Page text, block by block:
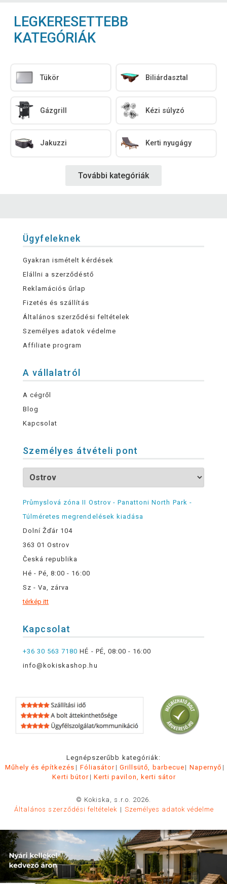
LEGKERESETTEBB
KATEGÓRIÁK
Tükör Biliárdasztal
Gázgrill Kézi súlyzó
Jakuzzi Kerti nyugágy
További kategóriák
Ügyfeleknek
Gyakran ismételt kérdések
Elállni a szerződéstő
Reklamációs űrlap
Fizetés és szállítás
Általános szerződési feltételek
Személyes adatok védelme
Affiliate program
A vállalatról
A cégről
Blog
Kapcsolat
Személyes átvételi pont
Průmyslová zóna II Ostrov - Panattoni North Park -
Túlméretes megrendelések kiadása
Dolní Žďár 104
363 01 Ostrov
Česká republika
Hé - Pé, 8:00 - 16:00
Sz - Va, zárva
térkép itt
Kapcsolat
+36 30 563 7180 HÉ - PÉ, 08:00 - 16:00
info@kokiskashop.hu
Legnépszerűbb kategóriák:
Műhely és építkezés
Fóliasátor Grillsütő, barbecue
Napernyő
Kerti bútor
Kerti pavilon, kerti sátor
© Kokiska, s.r.o. 2026.
Általános szerződési feltételek
Személyes adatok védelme